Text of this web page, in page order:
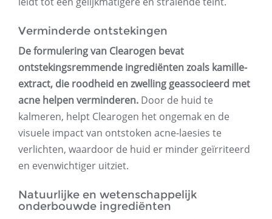
Verminderde ontstekingen
De formulering van Clearogen bevat
ontstekingsremmende ingrediënten zoals kamille-
extract, die roodheid en zwelling geassocieerd met
acne helpen verminderen. Door de huid te
kalmeren, helpt Clearogen het ongemak en de
visuele impact van ontstoken acne-laesies te
verlichten, waardoor de huid er minder geïrriteerd
en evenwichtiger uitziet.
Natuurlijke en wetenschappelijk
onderbouwde ingrediënten